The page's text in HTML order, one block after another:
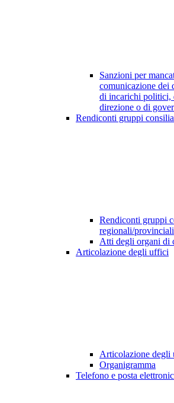
Sanzioni per
comunicazione dei
di incarichi politici,
direzione o di
Rendiconti gruppi
Rendiconti gruppi
regionali/provinciali
Atti degli organi di
Articolazione degli uffici
Articolazione degli
Organigramma
Telefono e posta